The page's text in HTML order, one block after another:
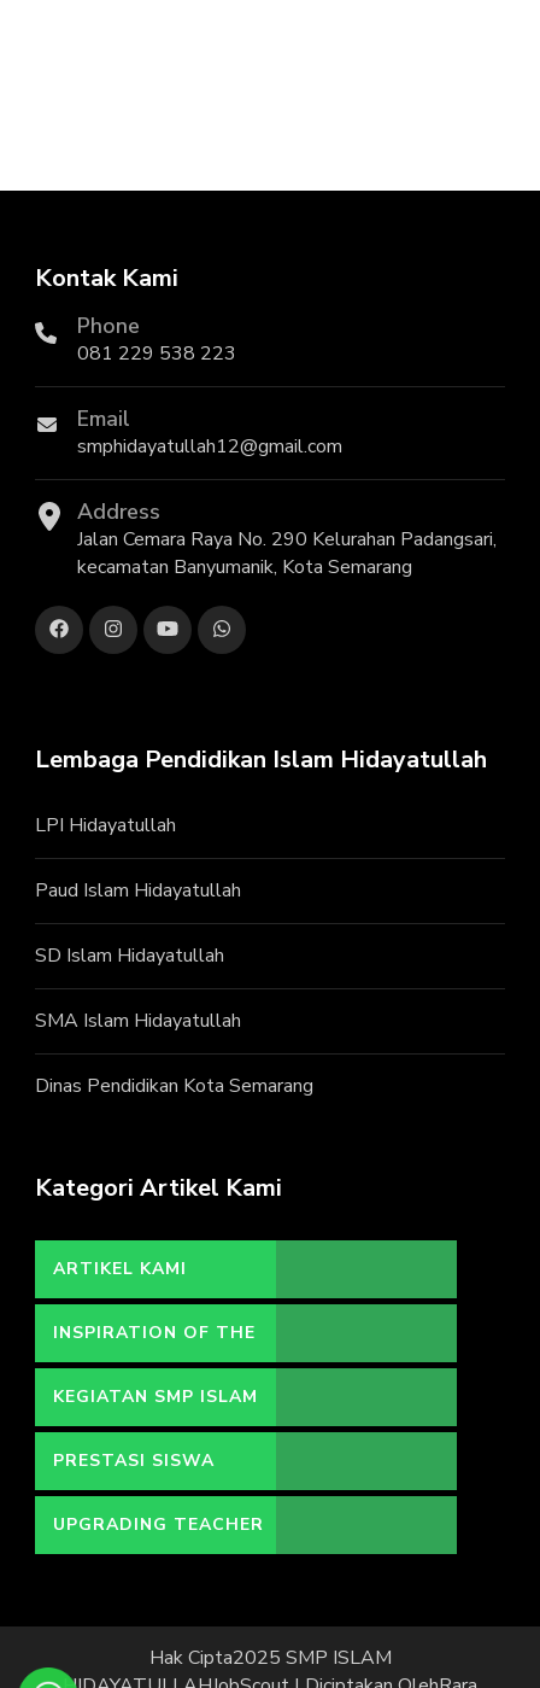
Kontak Kami
Phone
081 229 538 223
Email
smphidayatullah12@gmail.com
Address
Jalan Cemara Raya No. 290 Kelurahan Padangsari,
kecamatan Banyumanik, Kota Semarang
Lembaga Pendidikan Islam Hidayatullah
LPI Hidayatullah
Paud Islam Hidayatullah
SD Islam Hidayatullah
SMA Islam Hidayatullah
Dinas Pendidikan Kota Semarang
Kategori Artikel Kami
ARTIKEL KAMI
INSPIRATION OF THE
DAY
KEGIATAN SMP ISLAM
HIDAYATULLAH
PRESTASI SISWA
UPGRADING TEACHER
Hak Cipta2025 SMP ISLAM